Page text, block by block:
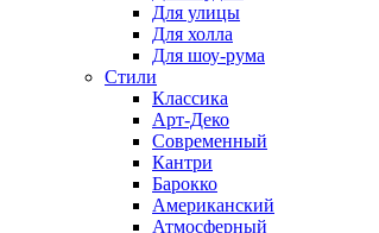
Для улицы
Для холла
Для шоу-рума
Стили
Классика
Арт-Деко
Современный
Кантри
Барокко
Американский
Атмосферный